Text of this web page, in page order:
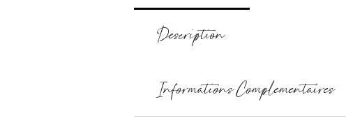
Description
Informations Complémentaires